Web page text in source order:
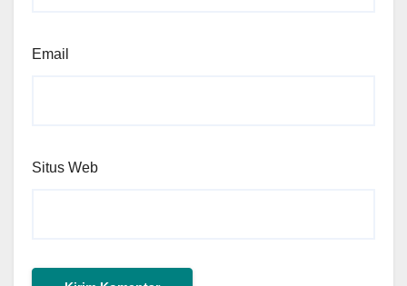
Email
Situs Web